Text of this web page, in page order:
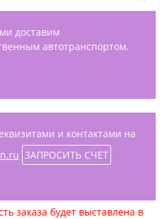
доставим
автотранспортом.
и контактами на
ЗАПРОСИТЬ СЧЕТ
заказа будет выставлена в